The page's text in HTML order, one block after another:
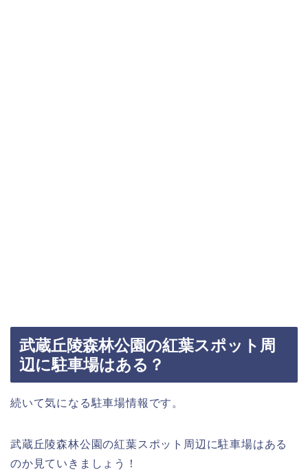
武蔵丘陵森林公園の紅葉スポット周
辺に駐車場はある？
続いて気になる駐車場情報です。
武蔵丘陵森林公園の紅葉スポット周辺に駐車場はある
のか見ていきましょう！